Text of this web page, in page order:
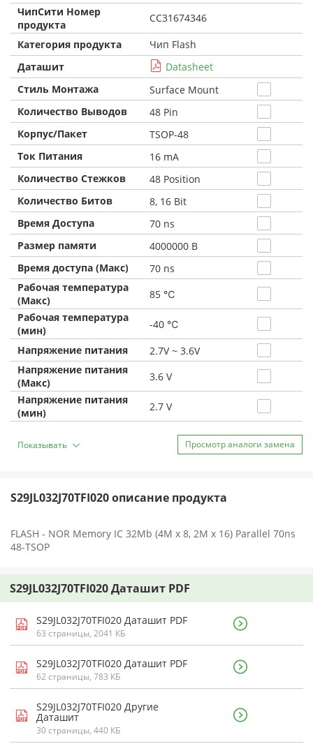
ЧипСити Номер
продукта
CC31674346
Категория продукта
Чип Flash
Даташит
Datasheet
Стиль Монтажа
Surface Mount
Количество Выводов
48 Pin
Корпус/Пакет
TSOP-48
Ток Питания
16 mA
Количество Стежков
48 Position
Количество Битов
8, 16 Bit
Время Доступа
70 ns
Размер памяти
4000000 B
Время доступа (Макс)
70 ns
Рабочая температура
(Макс)
85 ℃
Рабочая температура
(мин)
-40 ℃
Напряжение питания
2.7V ~ 3.6V
Напряжение питания
(Макс)
3.6 V
Напряжение питания
(мин)
2.7 V
Показывать Просмотр аналоги замена
S29JL032J70TFI020 описание продукта
FLASH - NOR Memory IC 32Mb (4M x 8, 2M x 16) Parallel 70ns
48-TSOP
S29JL032J70TFI020 Даташит PDF
S29JL032J70TFI020 Даташит PDF
63 страницы, 2041 КБ
S29JL032J70TFI020 Даташит PDF
62 страницы, 783 КБ
S29JL032J70TFI020 Другие
Даташит
30 страницы, 440 КБ